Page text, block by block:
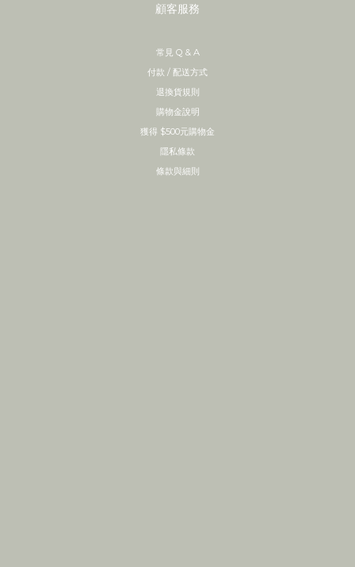
顧客服務
常見 Q & A
付款 / 配送方式
退換貨規則
購物金說明
獲得 $500元購物金
隱私條款
條款與細則